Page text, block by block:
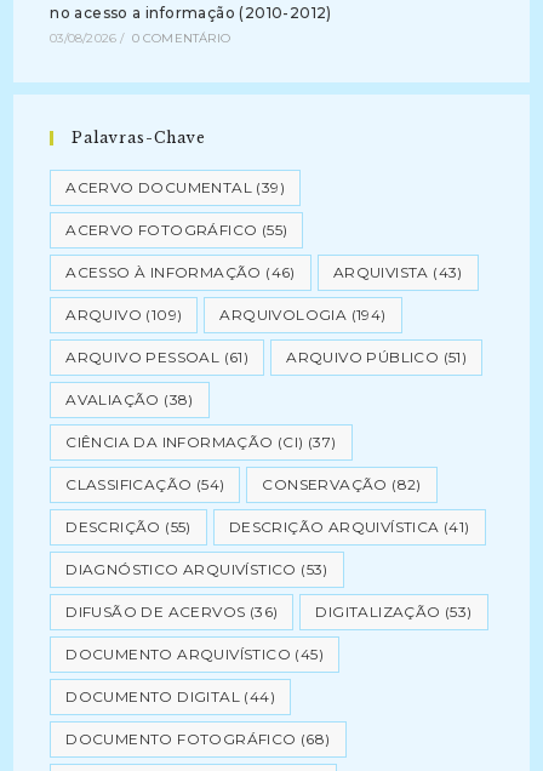
no acesso a informação (2010-2012)
03/08/2026 / 0 COMENTÁRIO
Palavras-Chave
ACERVO DOCUMENTAL (39)
ACERVO FOTOGRÁFICO (55)
ACESSO À INFORMAÇÃO (46) ARQUIVISTA (43)
ARQUIVO (109) ARQUIVOLOGIA (194)
ARQUIVO PESSOAL (61) ARQUIVO PÚBLICO (51)
AVALIAÇÃO (38)
CIÊNCIA DA INFORMAÇÃO (CI) (37)
CLASSIFICAÇÃO (54) CONSERVAÇÃO (82)
DESCRIÇÃO (55) DESCRIÇÃO ARQUIVÍSTICA (41)
DIAGNÓSTICO ARQUIVÍSTICO (53)
DIFUSÃO DE ACERVOS (36) DIGITALIZAÇÃO (53)
DOCUMENTO ARQUIVÍSTICO (45)
DOCUMENTO DIGITAL (44)
DOCUMENTO FOTOGRÁFICO (68)